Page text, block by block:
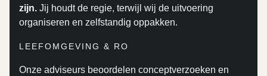
zijn. Jij houdt de regie, terwijl wij de uitvoering
organiseren en zelfstandig oppakken.
LEEFOMGEVING & RO
Onze adviseurs beoordelen conceptverzoeken en